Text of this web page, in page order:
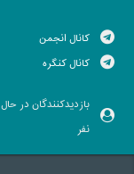
کانال انجمن
کانال کنگره
بازدیدکنندگان در
نفر